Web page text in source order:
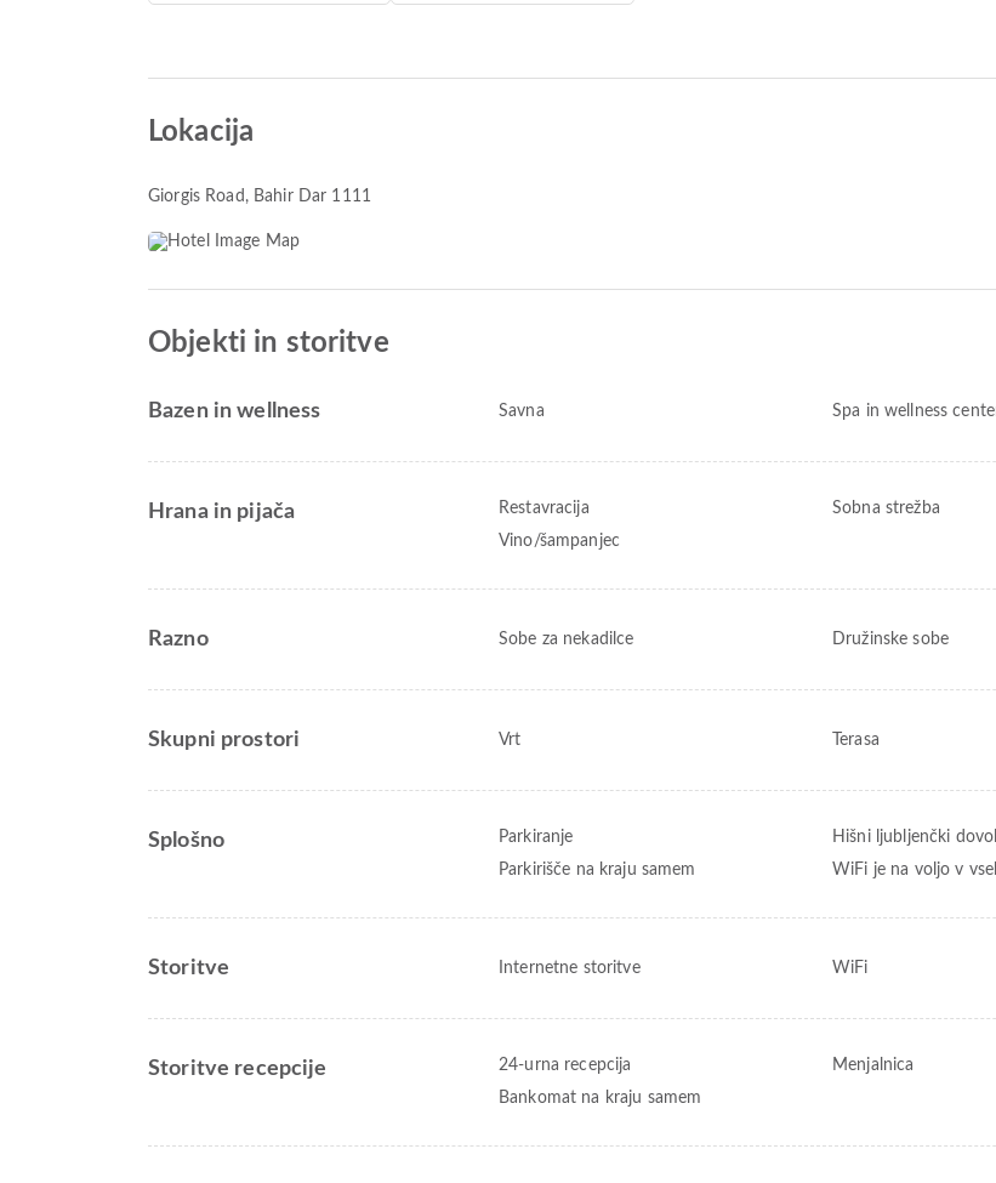
Lokacija
Giorgis Road , Bahir Dar 1111
Objekti in storitve
Bazen in wellness Savna Spa in wellness
Hrana in pijača Restavracija Sobna strežba
Vino/šampanjec
Razno Sobe za nekadilce Družinske sobe
Skupni prostori Vrt Terasa
Splošno Parkiranje Hišni ljubljenčki
Parkirišče na kraju samem
WiFi je na voljo v
Storitve Internetne storitve WiFi
Storitve recepcije 24-urna recepcija Menjalnica
Bankomat na kraju samem